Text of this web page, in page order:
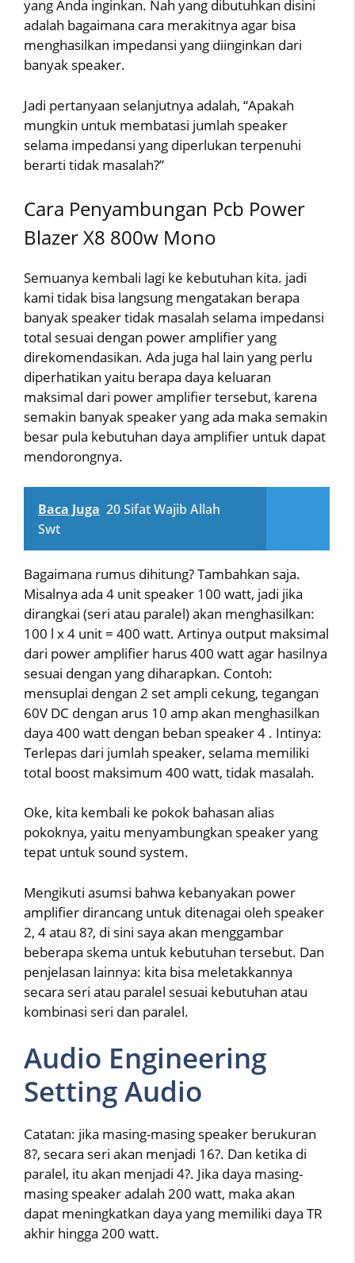
yang Anda inginkan. Nah yang dibutuhkan disini
adalah bagaimana cara merakitnya agar bisa
menghasilkan impedansi yang diinginkan dari
banyak speaker.
Jadi pertanyaan selanjutnya adalah, “Apakah
mungkin untuk membatasi jumlah speaker
selama impedansi yang diperlukan terpenuhi
berarti tidak masalah?”
Cara Penyambungan Pcb Power
Blazer X8 800w Mono
Semuanya kembali lagi ke kebutuhan kita. jadi
kami tidak bisa langsung mengatakan berapa
banyak speaker tidak masalah selama impedansi
total sesuai dengan power amplifier yang
direkomendasikan. Ada juga hal lain yang perlu
diperhatikan yaitu berapa daya keluaran
maksimal dari power amplifier tersebut, karena
semakin banyak speaker yang ada maka semakin
besar pula kebutuhan daya amplifier untuk dapat
mendorongnya.
Baca Juga 20 Sifat Wajib Allah
Swt
Bagaimana rumus dihitung? Tambahkan saja.
Misalnya ada 4 unit speaker 100 watt, jadi jika
dirangkai (seri atau paralel) akan menghasilkan:
100 l x 4 unit = 400 watt. Artinya output maksimal
dari power amplifier harus 400 watt agar hasilnya
sesuai dengan yang diharapkan. Contoh:
mensuplai dengan 2 set ampli cekung, tegangan
60V DC dengan arus 10 amp akan menghasilkan
daya 400 watt dengan beban speaker 4 . Intinya:
Terlepas dari jumlah speaker, selama memiliki
total boost maksimum 400 watt, tidak masalah.
Oke, kita kembali ke pokok bahasan alias
pokoknya, yaitu menyambungkan speaker yang
tepat untuk sound system.
Mengikuti asumsi bahwa kebanyakan power
amplifier dirancang untuk ditenagai oleh speaker
2, 4 atau 8?, di sini saya akan menggambar
beberapa skema untuk kebutuhan tersebut. Dan
penjelasan lainnya: kita bisa meletakkannya
secara seri atau paralel sesuai kebutuhan atau
kombinasi seri dan paralel.
Audio Engineering
Setting Audio
Catatan: jika masing-masing speaker berukuran
8?, secara seri akan menjadi 16?. Dan ketika di
paralel, itu akan menjadi 4?. Jika daya masing-
masing speaker adalah 200 watt, maka akan
dapat meningkatkan daya yang memiliki daya TR
akhir hingga 200 watt.